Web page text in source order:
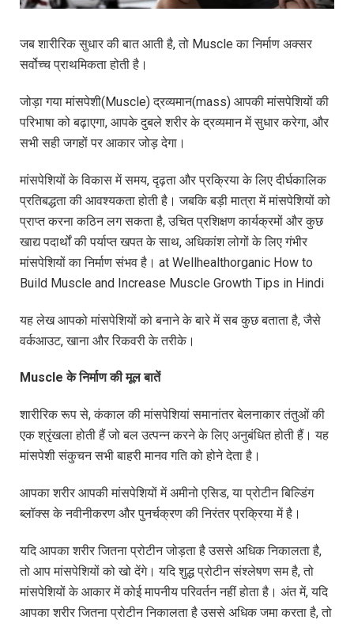
जब शारीरिक सुधार की बात आती है, तो Muscle का निर्माण अक्सर
सर्वोच्च प्राथमिकता होती है।
जोड़ा गया मांसपेशी(Muscle) द्रव्यमान(mass) आपकी मांसपेशियों की
परिभाषा को बढ़ाएगा, आपके दुबले शरीर के द्रव्यमान में सुधार करेगा, और
सभी सही जगहों पर आकार जोड़ देगा।
मांसपेशियों के विकास में समय, दृढ़ता और प्रक्रिया के लिए दीर्घकालिक
प्रतिबद्धता की आवश्यकता होती है। जबकि बड़ी मात्रा में मांसपेशियों को
प्राप्त करना कठिन लग सकता है, उचित प्रशिक्षण कार्यक्रमों और कुछ
खाद्य पदार्थों की पर्याप्त खपत के साथ, अधिकांश लोगों के लिए गंभीर
मांसपेशियों का निर्माण संभव है। at Wellhealthorganic How to
Build Muscle and Increase Muscle Growth Tips in Hindi
यह लेख आपको मांसपेशियों को बनाने के बारे में सब कुछ बताता है, जैसे
वर्कआउट, खाना और रिकवरी के तरीके।
Muscleके निर्माण की मूल बातें
शारीरिक रूप से, कंकाल की मांसपेशियां समानांतर बेलनाकार तंतुओं की
एक श्रृंखला होती हैं जो बल उत्पन्न करने के लिए अनुबंधित होती हैं। यह
मांसपेशी संकुचन सभी बाहरी मानव गति को होने देता है।
आपका शरीर आपकी मांसपेशियों में अमीनो एसिड, या प्रोटीन बिल्डिंग
ब्लॉक्स के नवीनीकरण और पुनर्चक्रण की निरंतर प्रक्रिया में है।
यदि आपका शरीर जितना प्रोटीन जोड़ता है उससे अधिक निकालता है,
तो आप मांसपेशियों को खो देंगे। यदि शुद्ध प्रोटीन संश्लेषण सम है, तो
मांसपेशियों के आकार में कोई मापनीय परिवर्तन नहीं होता है। अंत में, यदि
आपका शरीर जितना प्रोटीन निकालता है उससे अधिक जमा करता है, तो